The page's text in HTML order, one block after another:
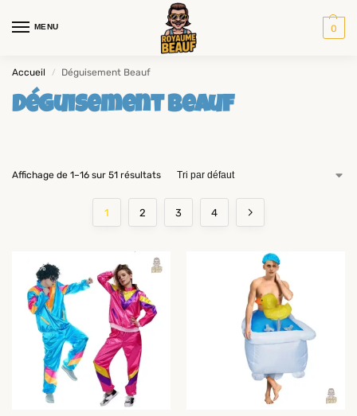
MENU 0
Accueil / Déguisement Beauf
Déguisement Beauf
Affichage de 1–16 sur 51 résultats
1 2 3 4
-14%